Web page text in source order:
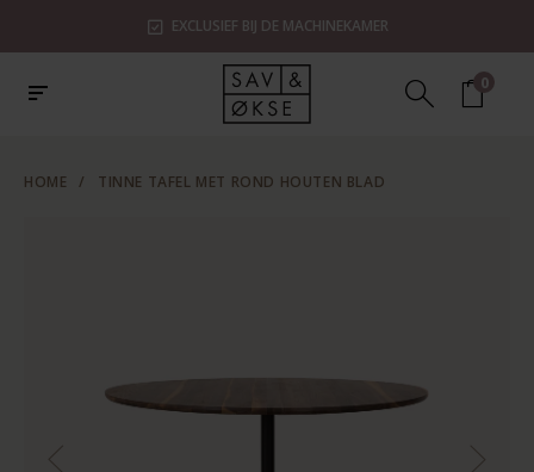
EXCLUSIEF BIJ DE MACHINEKAMER
0
HOME / TINNE TAFEL MET ROND HOUTEN BLAD